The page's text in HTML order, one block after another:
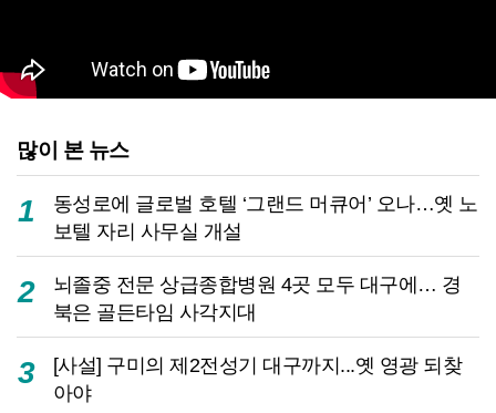
많이 본 뉴스
1
동성로에 글로벌 호텔 ‘그랜드 머큐어’ 오나…옛 노
보텔 자리 사무실 개설
2
뇌졸중 전문 상급종합병원 4곳 모두 대구에… 경
북은 골든타임 사각지대
3
[사설] 구미의 제2전성기 대구까지...옛 영광 되찾
아야